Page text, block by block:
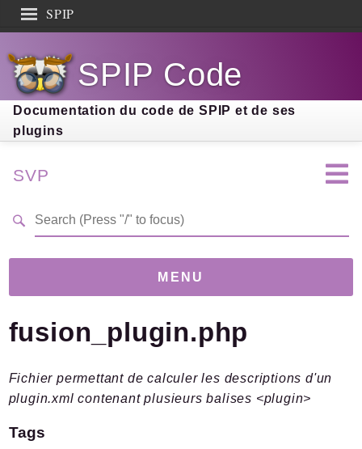
SPIP
Documentation
Contribution
Entraide
Découverte
SPIP Code
Documentation du code de SPIP et de ses
plugins
SVP
MENU
Version 4.0.0-dev
(da3df90)
Plugins.spip.net
Documentation
Forge
fusion_plugin.php
Fichier permettant de calculer les descriptions d'un
plugin.xml contenant plusieurs balises <plugin>
Tags
Search results